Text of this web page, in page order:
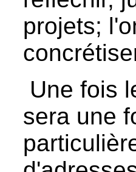
projets;
Une fois
sera une